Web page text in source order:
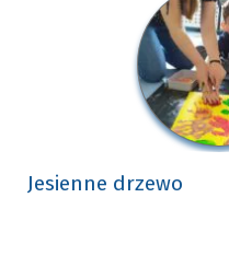
Jesienne drzewo